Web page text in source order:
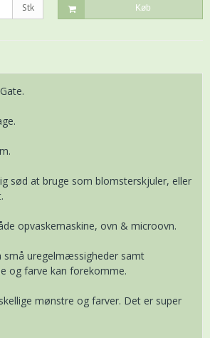
Stk Køb
sød at bruge som blomsterskjuler, eller
opvaskemaskine, ovn & microovn.
små uregelmæssigheder samt
og farve kan forekomme.
mønstre og farver. Det er super